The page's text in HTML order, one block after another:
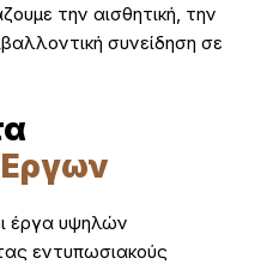
την αισθητική, την
συνείδηση σε
έργα υψηλών
εντυπωσιακούς